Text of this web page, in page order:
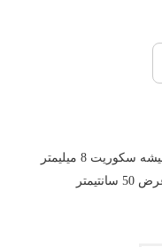
گاز استیل البرز مدل G-5907 راست شیشه سکوریت 8 میلیمتر
شات ایتالیا 5 شعله طول 86 سانتیمتر عرض 50 سانتیمتر